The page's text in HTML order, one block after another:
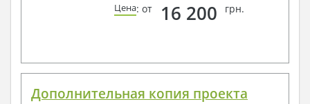
Цена: от 16 200 грн.
Дополнительная копия проекта